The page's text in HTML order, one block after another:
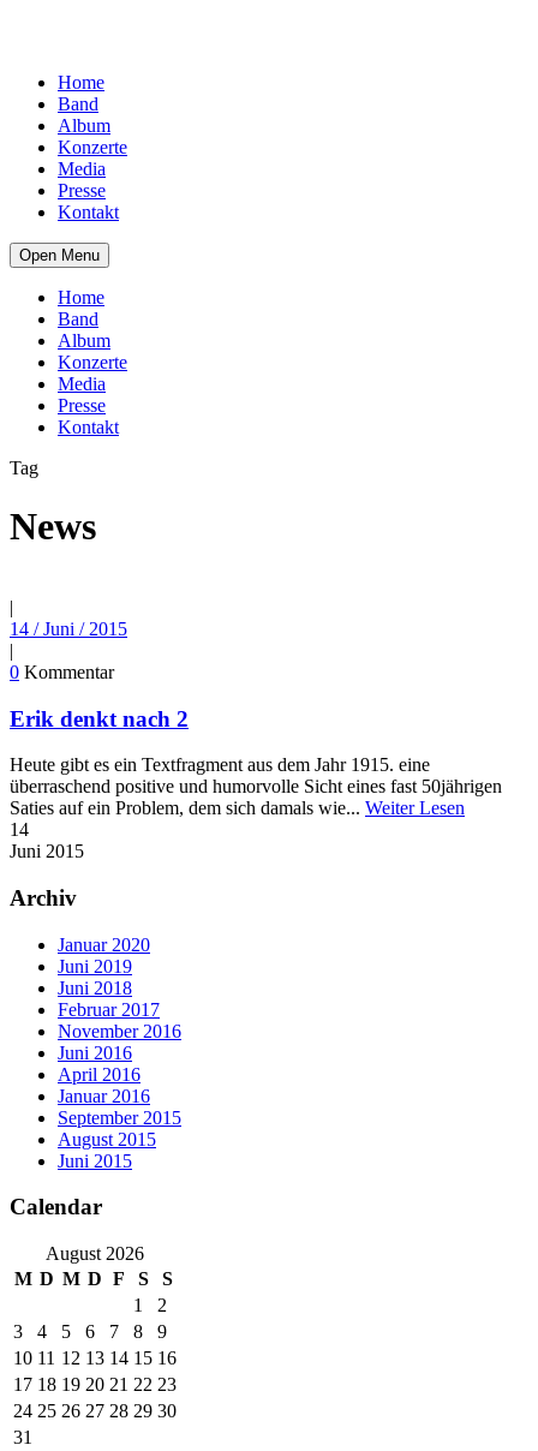
Home
Band
Album
Konzerte
Media
Presse
Kontakt
Open Menu
Home
Band
Album
Konzerte
Media
Presse
Kontakt
Tag
News
|
14 / Juni / 2015
|
0 Kommentar
Erik denkt nach 2
Heute gibt es ein Textfragment aus dem Jahr 1915. eine
überraschend positive und humorvolle Sicht eines fast 50­jährigen
Saties auf ein Problem, dem sich damals wie... Weiter Lesen
14
Juni 2015
Archiv
Januar 2020
Juni 2019
Juni 2018
Februar 2017
November 2016
Juni 2016
April 2016
Januar 2016
September 2015
August 2015
Juni 2015
Calendar
August 2026
M D M D F S S
1
2
3
4 5 6 7 8
9
10 11 12 13 14 15 16
17 18 19 20 21 22 23
24 25 26 27 28 29 30
31